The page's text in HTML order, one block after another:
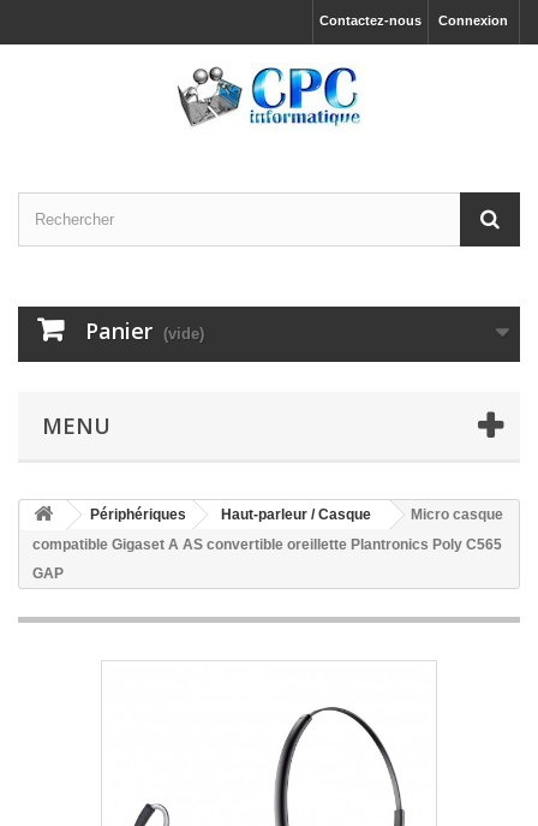
Connexion
Contactez-nous
Panier (vide)
MENU
Périphériques Haut-parleur / Casque
Micro casque
compatible Gigaset A AS convertible oreillette Plantronics Poly C565
GAP